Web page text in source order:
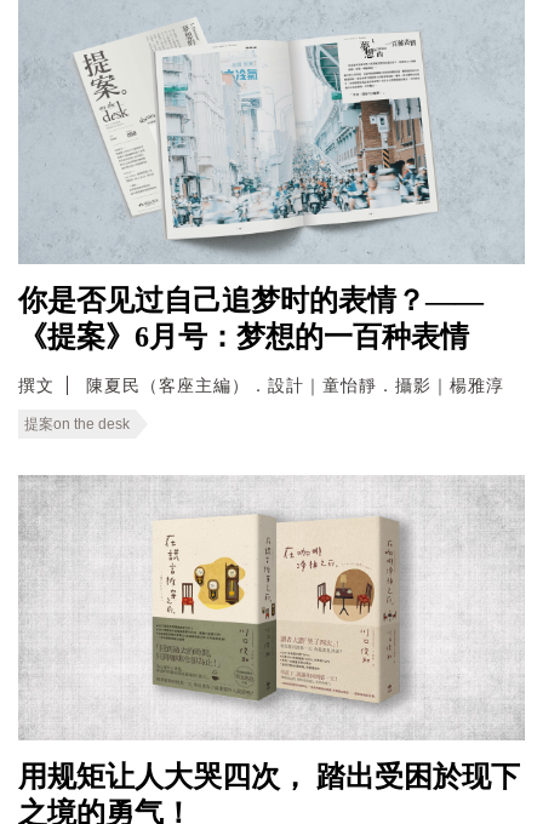
你是否见过自己追梦时的表情？——
《提案》6月号：梦想的一百种表情
撰文 陳夏民（客座主編）．設計｜童怡靜．攝影｜楊雅淳
提案on the desk
用规矩让人大哭四次， 踏出受困於现下
之境的勇气！